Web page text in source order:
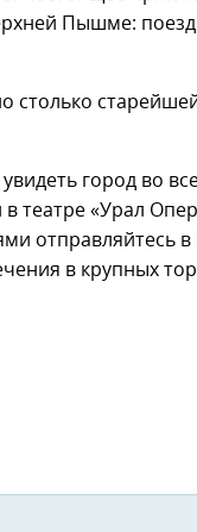
Пышме: поезд
столько
город во
театре «Урал
отправляйтесь в
в крупных